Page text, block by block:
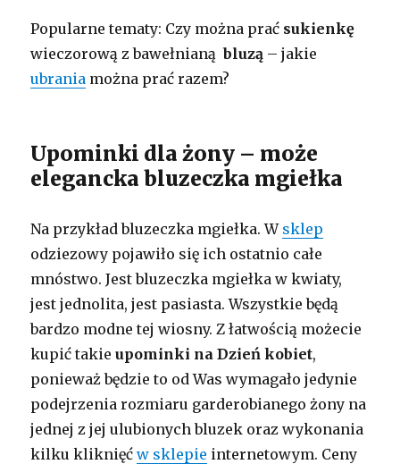
Popularne tematy: Czy można prać sukienkę
wieczorową z bawełnianąbluzą – jakie
ubrania można prać razem?
Upominki dla żony – może
elegancka bluzeczka mgiełka
Na przykład bluzeczka mgiełka. W sklep
odziezowy pojawiło się ich ostatnio całe
mnóstwo. Jest bluzeczka mgiełka w kwiaty,
jest jednolita, jest pasiasta. Wszystkie będą
bardzo modne tej wiosny. Z łatwością możecie
kupić takieupominki na Dzień kobiet,
ponieważ będzie to od Was wymagało jedynie
podejrzenia rozmiaru garderobianego żony na
jednej z jej ulubionych bluzek oraz wykonania
kilku kliknięćw sklepie internetowym. Ceny